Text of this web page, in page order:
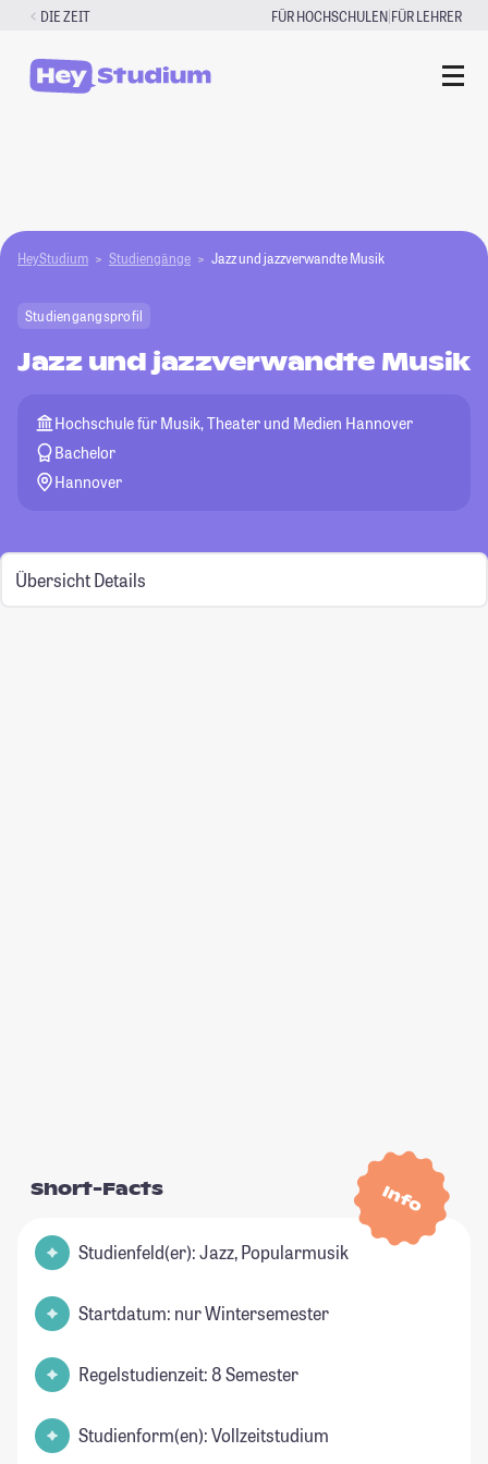
Zum
springen
DIE ZEIT FÜR HOCHSCHULEN|FÜR LEHRER
HeyStudium Studiengänge Jazz und jazzverwandte Musik
Studiengangsprofil
Jazz und jazzverwandte Musik
Hochschule für Musik, Theater und Medien Hannover
Bachelor
Hannover
Übersicht Details
Info
Short-Facts
Studienfeld(er): Jazz, Popularmusik
Startdatum: nur Wintersemester
Regelstudienzeit: 8 Semester
Studienform(en): Vollzeitstudium